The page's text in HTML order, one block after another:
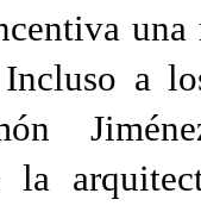
a
la